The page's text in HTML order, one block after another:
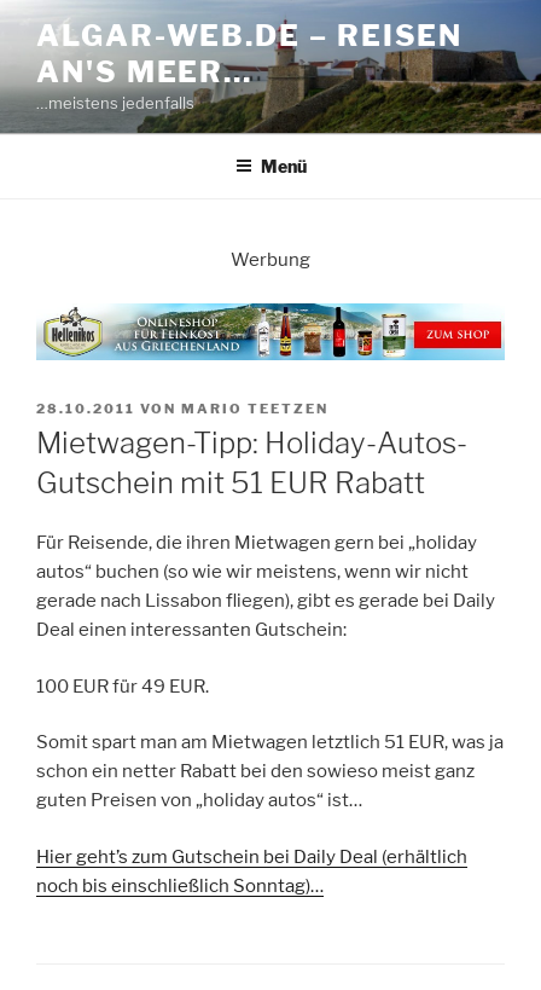
Inhalt
springen
ALGAR-WEB.DE – REISEN
AN'S MEER…
…meistens jedenfalls
Menü
Werbung
VERÖFFENTLICHT
AM
28.10.2011 VON MARIO TEETZEN
Mietwagen-Tipp: Holiday-Autos-
Gutschein mit 51 EUR Rabatt
Für Reisende, die ihren Mietwagen gern bei „holiday
autos“ buchen (so wie wir meistens, wenn wir nicht
gerade nach Lissabon fliegen), gibt es gerade bei Daily
Deal einen interessanten Gutschein:
100 EUR für 49 EUR.
Somit spart man am Mietwagen letztlich 51 EUR, was ja
schon ein netter Rabatt bei den sowieso meist ganz
guten Preisen von „holiday autos“ ist…
Hier geht’s zum Gutschein bei Daily Deal (erhältlich
noch bis einschließlich Sonntag)…